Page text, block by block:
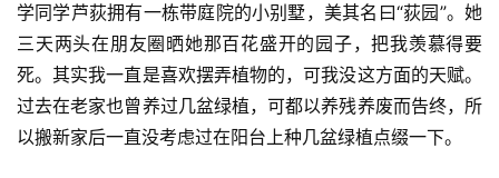
学同学芦荻拥有一栋带庭院的小别墅，美其名曰“荻园”。她
三天两头在朋友圈晒她那百花盛开的园子，把我羡慕得要
死。其实我一直是喜欢摆弄植物的，可我没这方面的天赋。
过去在老家也曾养过几盆绿植，可都以养残养废而告终，所
以搬新家后一直没考虑过在阳台上种几盆绿植点缀一下。